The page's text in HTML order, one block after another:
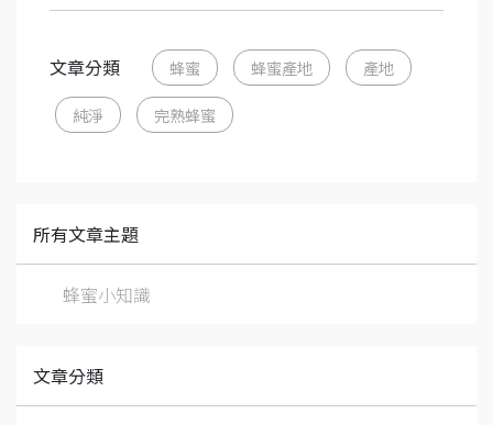
文章分類 蜂蜜 蜂蜜產地 產地
純淨 完熟蜂蜜
所有文章主題
蜂蜜小知識
文章分類